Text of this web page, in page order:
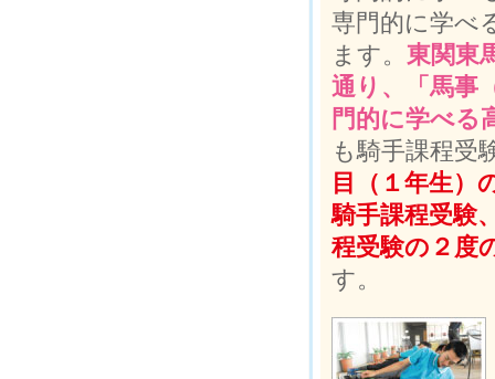
専門的に学べ
ます。 東関東
通り、「馬事
門的に学べる
も騎手課程受
目（１年生）
騎手課程受験
程受験の２度
す。